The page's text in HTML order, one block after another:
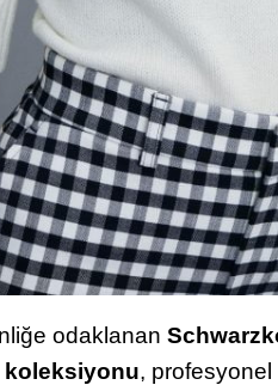
odaklanan
koleksiyonu, profesyonel